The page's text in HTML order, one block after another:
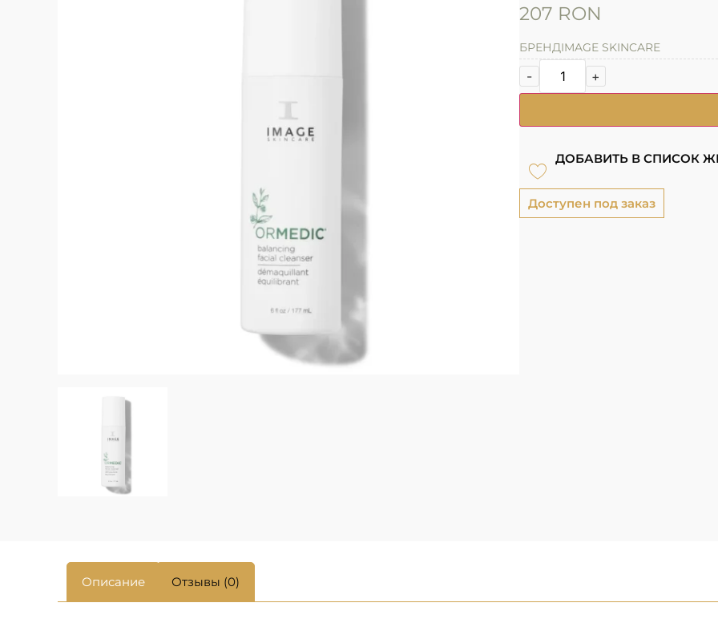
207 RON
БРЕНДIMAGE SKINCARE
- +
ДОБАВИТЬ В СПИСОК
Доступен под заказ
Описание Отзывы (0)